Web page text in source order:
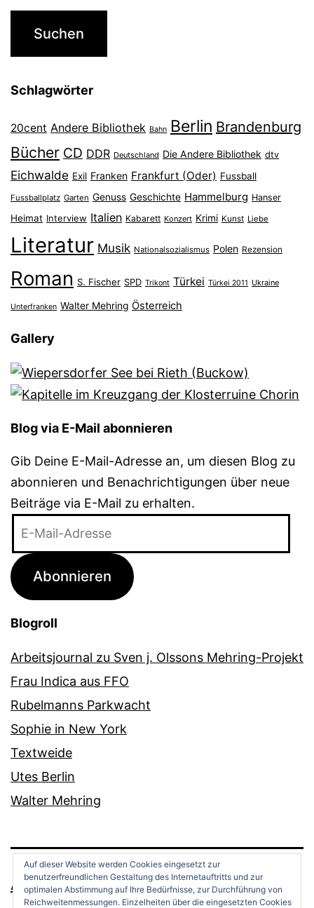
Schlagwörter
20cent Andere Bibliothek Bahn Berlin Brandenburg
Bücher CD DDR Deutschland Die Andere Bibliothek dtv
Eichwalde Exil Franken Frankfurt (Oder) Fussball
Fussballplatz Garten Genuss Geschichte Hammelburg Hanser
Heimat Interview Italien Kabarett Konzert Krimi Kunst Liebe
Literatur Musik Nationalsozialismus Polen Rezension
Roman S. Fischer SPD Trikont Türkei Türkei 2011 Ukraine
Unterfranken Walter Mehring Österreich
Gallery
Blog via E-Mail abonnieren
Gib Deine E-Mail-Adresse an, um diesen Blog zu
abonnieren und Benachrichtigungen über neue
Beiträge via E-Mail zu erhalten.
Adresse
Abonnieren
Blogroll
Arbeitsjournal zu Sven j. Olssons Mehring-Projekt
Frau Indica aus FFO
Rubelmanns Parkwacht
Sophie in New York
Textweide
Utes Berlin
Walter Mehring
Auf dieser Website werden Cookies eingesetzt zur
benutzerfreundlichen Gestaltung des Internetauftritts und zur
optimalen Abstimmung auf Ihre Bedürfnisse, zur Durchführung von
Reichweitenmessungen. Einzelheiten über die eingesetzten Cookies
ANDREAS OPPERMANN